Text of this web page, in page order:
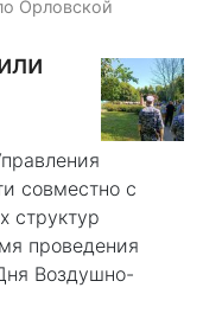
Орловской
совместно с
структур
проведения
Воздушно-